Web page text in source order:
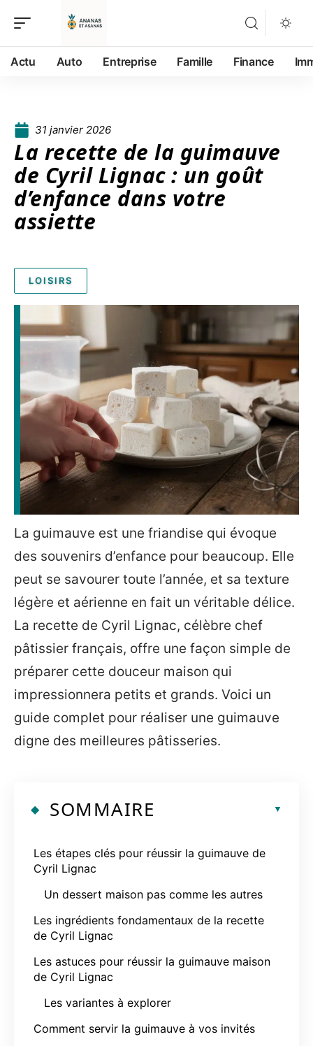
Actu Auto Entreprise Famille Finance
31 janvier 2026
La recette de la guimauve
de Cyril Lignac : un goût
d’enfance dans votre
assiette
LOISIRS
La guimauve est une friandise qui évoque
des souvenirs d’enfance pour beaucoup. Elle
peut se savourer toute l’année, et sa texture
légère et aérienne en fait un véritable délice.
La recette de Cyril Lignac, célèbre chef
pâtissier français, offre une façon simple de
préparer cette douceur maison qui
impressionnera petits et grands. Voici un
guide complet pour réaliser une guimauve
digne des meilleures pâtisseries.
SOMMAIRE
Les étapes clés pour réussir la guimauve de
Cyril Lignac
Un dessert maison pas comme les autres
Les ingrédients fondamentaux de la recette
de Cyril Lignac
Les astuces pour réussir la guimauve maison
de Cyril Lignac
Les variantes à explorer
Comment servir la guimauve à vos invités